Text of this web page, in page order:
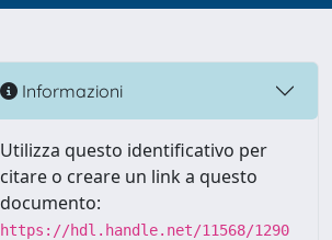
Informazioni
Utilizza questo identificativo per
citare o creare un link a questo
documento:
https://hdl.handle.net/11568/1290